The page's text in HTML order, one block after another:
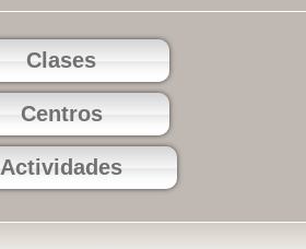
Clases
Centros
Actividades